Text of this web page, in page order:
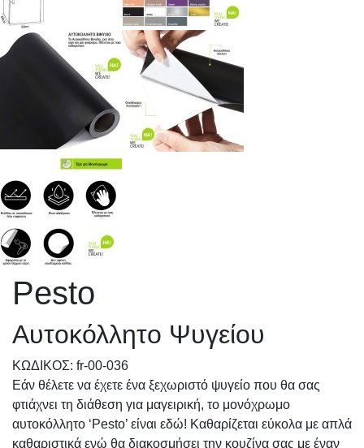
Pesto
Αυτοκόλλητο Ψυγείου
KΩΔΙΚΟΣ: fr-00-036
Εάν θέλετε να έχετε ένα ξεχωριστό ψυγείο που θα σας
φτιάχνει τη διάθεση για μαγειρική, το μονόχρωμο
αυτοκόλλητο ‘Pesto’ είναι εδώ! Καθαρίζεται εύκολα με απλά
καθαριστικά ενώ θα διακοσμήσει την κουζίνα σας με έναν